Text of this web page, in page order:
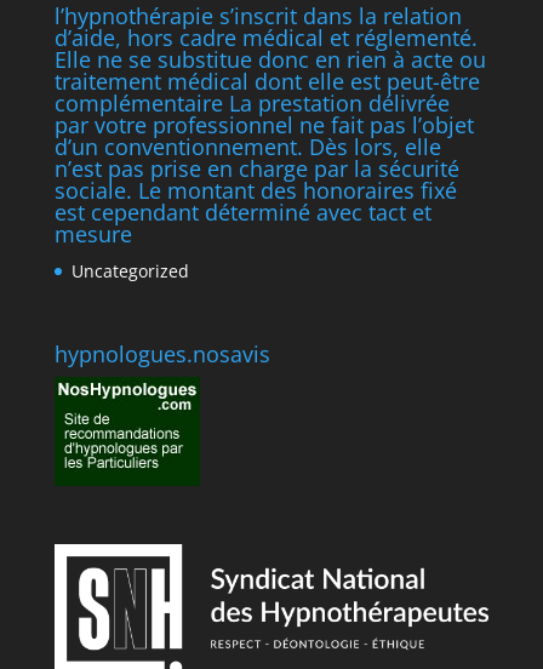
l’hypnothérapie s’inscrit dans la relation
d’aide, hors cadre médical et réglementé.
Elle ne se substitue donc en rien à acte ou
traitement médical dont elle est peut-être
complémentaire La prestation délivrée
par votre professionnel ne fait pas l’objet
d’un conventionnement. Dès lors, elle
n’est pas prise en charge par la sécurité
sociale. Le montant des honoraires fixé
est cependant déterminé avec tact et
mesure
Uncategorized
hypnologues.nosavis